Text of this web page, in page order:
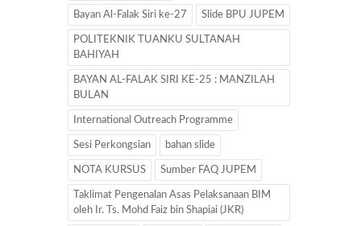
Bayan Al-Falak Siri ke-27 Slide BPU JUPEM
POLITEKNIK TUANKU SULTANAH
BAHIYAH
BAYAN AL-FALAK SIRI KE-25 : MANZILAH
BULAN
International Outreach Programme
Sesi Perkongsian bahan slide
NOTA KURSUS Sumber FAQ JUPEM
Taklimat Pengenalan Asas Pelaksanaan BIM
oleh Ir. Ts. Mohd Faiz bin Shapiai (JKR)